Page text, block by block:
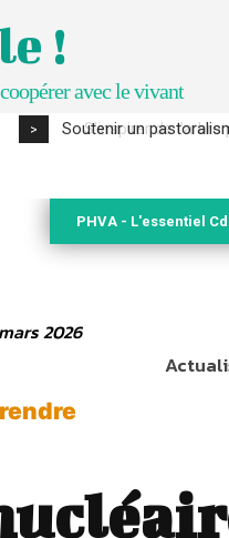
!
avec le vivant
> S’inspirer de l’arbre
PHVA - L'essentiel
mars 2026